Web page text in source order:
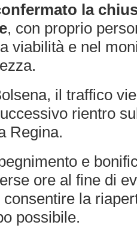
la
, con proprio
viabilità e nel
il traffico
rientro
Regina.
e
ore al fine di
la
possibile.